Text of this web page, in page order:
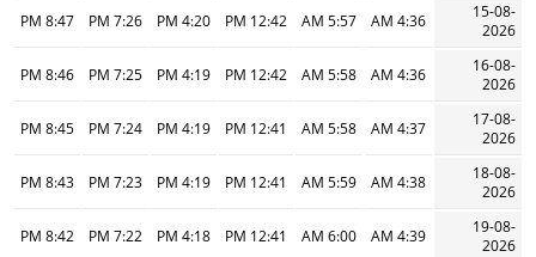
15-08-
2026
4:36 AM
5:57 AM
12:42 PM
4:20 PM
7:26 PM
8:47 PM
16-08-
2026
4:36 AM
5:58 AM
12:42 PM
4:19 PM
7:25 PM
8:46 PM
17-08-
2026
4:37 AM
5:58 AM
12:41 PM
4:19 PM
7:24 PM
8:45 PM
18-08-
2026
4:38 AM
5:59 AM
12:41 PM
4:19 PM
7:23 PM
8:43 PM
19-08-
2026
4:39 AM
6:00 AM
12:41 PM
4:18 PM
7:22 PM
8:42 PM